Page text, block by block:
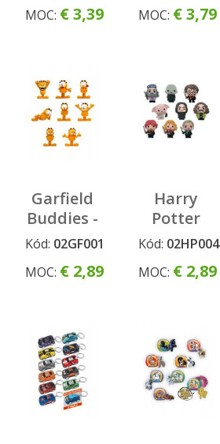
MOC: € 3,39
žuvačkou
MOC: € 3,79
Garfield
Buddies -
3D
Kód: 02GF001
MOC: € 2,89
Harry
Potter
Buddies -
Figúrka
Kód: 02HP004
MOC: € 2,89